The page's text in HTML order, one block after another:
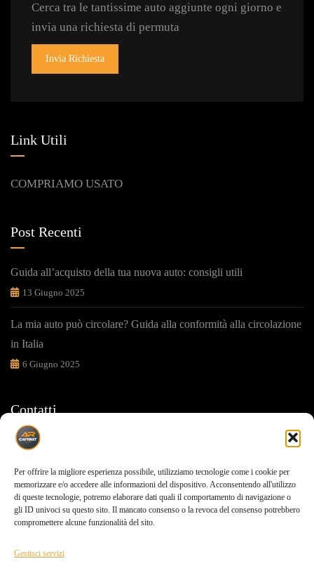
Per offrire la migliore esperienza possibile, utilizziamo tecnologie come i cookie per
memorizzare e/o accedere alle informazioni del dispositivo. Acconsentendo all'utilizzo
di queste tecnologie, potremo elaborare dati quali il comportamento di navigazione o
gli ID univoci su questo sito. Il mancato consenso o la revoca del consenso potrebbero
compromettere alcune funzionalità del sito.
Gestisci servizi
Cerca tra le tantissime auto aggiunte ogni giorno e
invia una richiesta di permuta
Invia Richiesta
Link Utili
COMPRIAMO USATO
Post Recenti
Guida all’acquisto della tua nuova auto: consigli utili
13 Giugno 2025
La mia auto può circolare? Guida alla conformità alla circolazione
in Italia
6 Giugno 2025
Contatti
Ti sosteniamo in ogni tua scelta
Via carrara,155 Pompei(NA) 80050
0818506091